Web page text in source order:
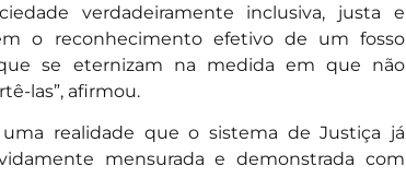
verdadeiramente inclusiva, justa e
o reconhecimento efetivo de um fosso
se eternizam na medida em que não
las”, afirmou.
realidade que o sistema de Justiça já
mensurada e demonstrada com